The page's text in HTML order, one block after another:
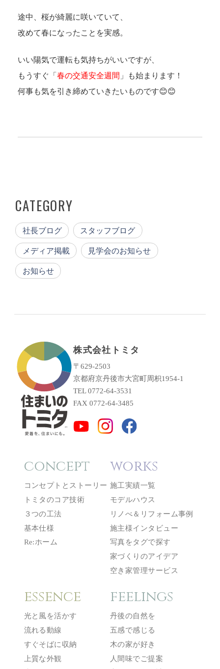
途中、桜が綺麗に咲いていて、
改めて春になったことを実感。
いい陽気で運転も気持ちがいいですが、
もうすぐ「 春の交通安全週間 」も始まります！
何事も気を引き締めていきたいものです😊😊
CATEGORY
社長ブログ スタッフブログ
メディア掲載 見学会のお知らせ
お知らせ
株式会社トミタ
〒629-2503
京都府京丹後市大宮町周枳1954-1
TEL 0772-64-3531
FAX 0772-64-3485
concept
コンセプトとストーリー
トミタのコア技術
３つの工法
基本仕様
Re:ホーム
works
施工実績一覧
モデルハウス
リノべ＆リフォーム事例
施主様インタビュー
写真をタグで探す
家づくりのアイデア
空き家管理サービス
essence
光と風を活かす
流れる動線
すぐそばに収納
上質な外観
feelings
丹後の自然を
五感で感じる
木の家が好き
人間味でご提案